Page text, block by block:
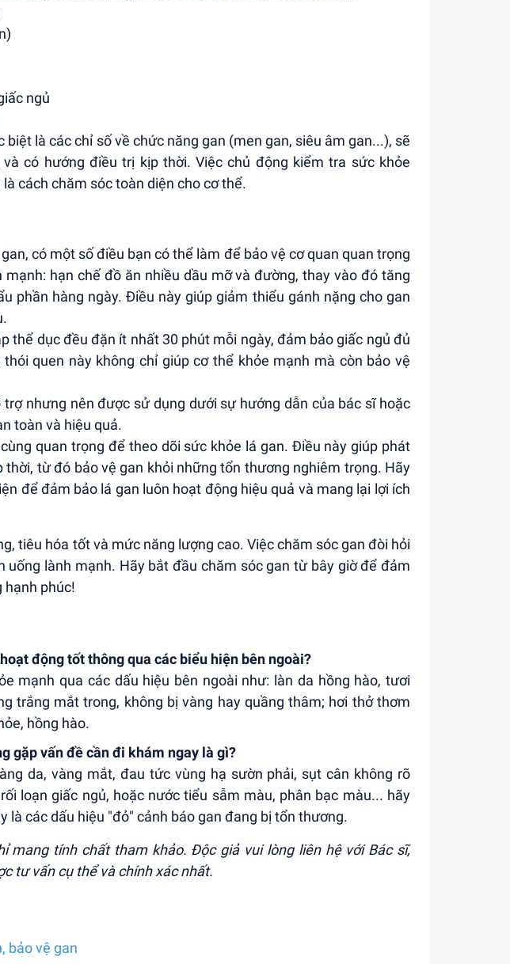
ngủ
là các chỉ số về chức năng gan (men gan, siêu âm gan...), sẽ
có hướng điều trị kịp thời. Việc chủ động kiểm tra sức khỏe
cách chăm sóc toàn diện cho cơ thể.
có một số điều bạn có thể làm để bảo vệ cơ quan quan trọng
hạn chế đồ ăn nhiều dầu mỡ và đường, thay vào đó tăng
phần hàng ngày. Điều này giúp giảm thiểu gánh nặng cho gan
thể dục đều đặn ít nhất 30 phút mỗi ngày, đảm bảo giấc ngủ đủ
quen này không chỉ giúp cơ thể khỏe mạnh mà còn bảo vệ
nhưng nên được sử dụng dưới sự hướng dẫn của bác sĩ hoặc
toàn và hiệu quả.
quan trọng để theo dõi sức khỏe lá gan. Điều này giúp phát
thời, từ đó bảo vệ gan khỏi những tổn thương nghiêm trọng. Hãy
để đảm bảo lá gan luôn hoạt động hiệu quả và mang lại lợi ích
tiêu hóa tốt và mức năng lượng cao. Việc chăm sóc gan đòi hỏi
uống lành mạnh. Hãy bắt đầu chăm sóc gan từ bây giờ để đảm
hạnh phúc!
động tốt thông qua các biểu hiện bên ngoài?
mạnh qua các dấu hiệu bên ngoài như: làn da hồng hào, tươi
trắng mắt trong, không bị vàng hay quầng thâm; hơi thở thơm
hồng hào.
gặp vấn đề cần đi khám ngay là gì?
da, vàng mắt, đau tức vùng hạ sườn phải, sụt cân không rõ
loạn giấc ngủ, hoặc nước tiểu sẫm màu, phân bạc màu... hãy
là các dấu hiệu "đỏ" cảnh báo gan đang bị tổn thương.
mang tính chất tham khảo. Độc giả vui lòng liên hệ với Bác sĩ,
tư vấn cụ thể và chính xác nhất.
bảo vệ gan